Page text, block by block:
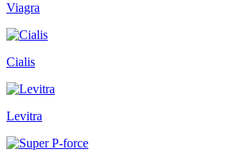
Viagra
Cialis
Levitra